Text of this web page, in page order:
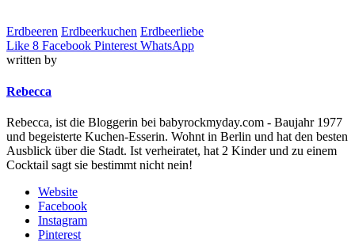
Erdbeeren Erdbeerkuchen Erdbeerliebe
Like 8 Facebook Pinterest WhatsApp
written by
Rebecca
Rebecca, ist die Bloggerin bei babyrockmyday.com - Baujahr 1977
und begeisterte Kuchen-Esserin. Wohnt in Berlin und hat den besten
Ausblick über die Stadt. Ist verheiratet, hat 2 Kinder und zu einem
Cocktail sagt sie bestimmt nicht nein!
Website
Facebook
Instagram
Pinterest